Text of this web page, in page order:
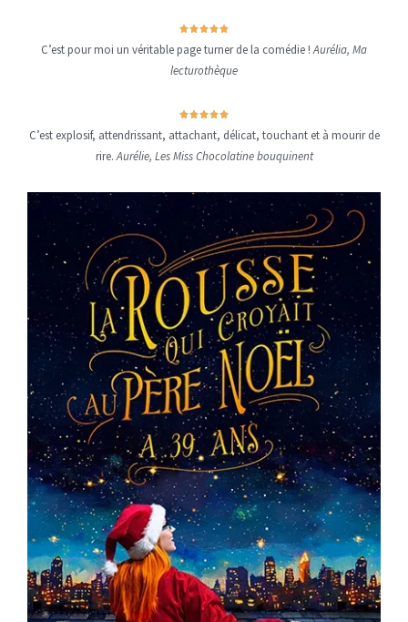

C’est pour moi un véritable page turner de la comédie !Aurélia, Ma
lecturothèque

C’est explosif, attendrissant, attachant, délicat, touchant et à mourir de
rire.Aurélie, Les Miss Chocolatine bouquinent